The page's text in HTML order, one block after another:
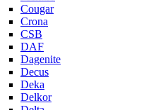
Cougar
Crona
CSB
DAF
Dagenite
Decus
Deka
Delkor